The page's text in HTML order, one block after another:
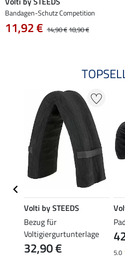
Bandagen-Schutz Competition
11,92 € 14,90 €18,90 €
Volti by STEEDS
Bezug für
Voltigiergurtunterlage
32,90 € 5.0